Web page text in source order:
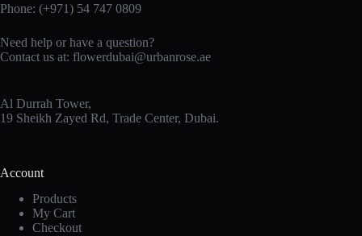
Phone: (+971) 54 747 0809
Need help or have a question?
Contact us at: flowerdubai@urbanrose.ae
Al Durrah Tower,
19 Sheikh Zayed Rd, Trade Center, Dubai.
Account
Products
My Cart
Checkout